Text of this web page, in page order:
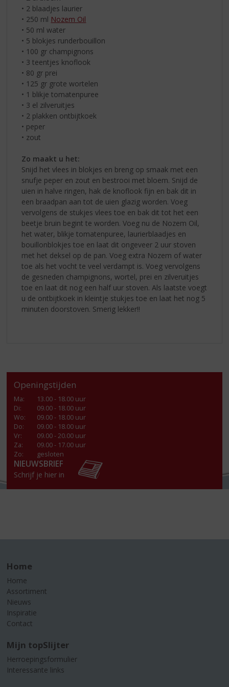
• 2 blaadjes laurier
• 250 ml Nozem Oil
• 50 ml water
• 5 blokjes runderbouillon
• 100 gr champignons
• 3 teentjes knoflook
• 80 gr prei
• 125 gr grote wortelen
• 1 blikje tomatenpuree
• 3 el zilveruitjes
• 2 plakken ontbijtkoek
• peper
• zout
Zo maakt u het:
Snijd het vlees in blokjes en breng op smaak met een
snufje peper en zout en bestrooi met bloem. Snijd de
uien in halve ringen, hak de knoflook fijn en bak dit in
een braadpan aan tot de uien glazig worden. Voeg
vervolgens de stukjes vlees toe en bak dit tot het een
beetje bruin begint te worden. Voeg nu de Nozem Oil,
het water, blikje tomatenpuree, laurierblaadjes en
bouillonblokjes toe en laat dit ongeveer 2 uur stoven
met het deksel op de pan. Voeg extra Nozem of water
toe als het vocht te veel verdampt is. Voeg vervolgens
de gesneden champignons, wortel, prei en zilveruitjes
toe en laat dit nog een half uur stoven. Als laatste voegt
u de ontbijtkoek in kleintje stukjes toe en laat het nog 5
minuten doorstoven. Smerig lekker!!
Openingstijden
Ma:
13.00 - 18.00 uur
Di:
09.00 - 18.00 uur
Wo:
09.00 - 18.00 uur
Do:
09.00 - 18.00 uur
Vr:
09.00 - 20.00 uur
Za:
09.00 - 17.00 uur
Zo:
gesloten
NIEUWSBRIEF
Schrijf je hier in
Home
Home
Assortiment
Nieuws
Inspiratie
Contact
Mijn topSlijter
Herroepingsformulier
Interessante links